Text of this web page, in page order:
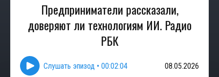
Предприниматели рассказали,
доверяют ли технологиям ИИ. Радио
РБК
Слушать эпизод • 00:02:04 08.05.2026